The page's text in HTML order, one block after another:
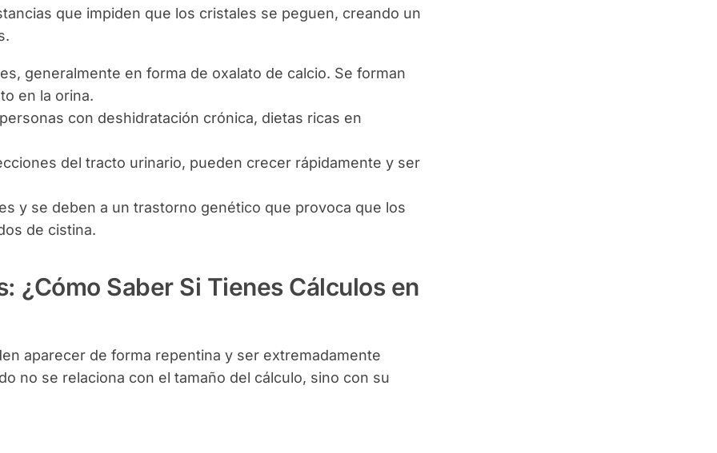
que impiden que los cristales se peguen, creando un
generalmente en forma de oxalato de calcio. Se forman
en la orina.
con deshidratación crónica, dietas ricas en
del tracto urinario, pueden crecer rápidamente y ser
y se deben a un trastorno genético que provoca que los
de cistina.
¿Cómo Saber Si Tienes Cálculos en
aparecer de forma repentina y ser extremadamente
no se relaciona con el tamaño del cálculo, sino con su